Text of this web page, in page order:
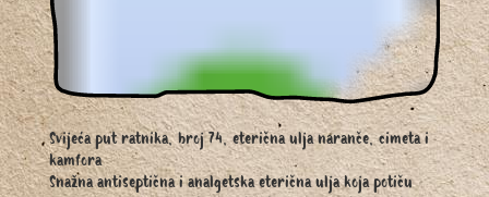
Svijeća put ratnika, broj 74, eterična ulja naranče, cimeta i
kamfora
Snažna antiseptična i analgetska eterična ulja koja potiču